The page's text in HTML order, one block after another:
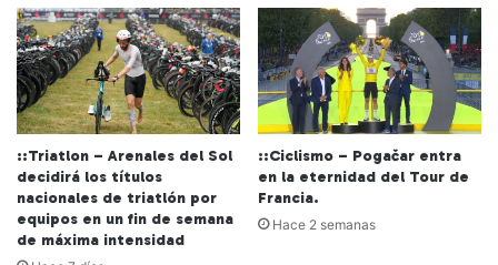
::Triatlon – Arenales del Sol
decidirá los títulos
nacionales de triatlón por
equipos en un fin de semana
de máxima intensidad
::Ciclismo – Pogačar entra
en la eternidad del Tour de
Francia.
Hace 2 semanas